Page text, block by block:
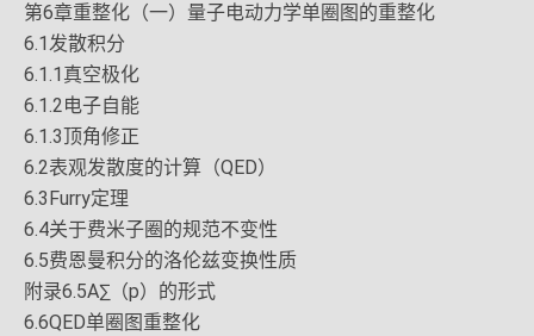
第6章重整化（一）量子电动力学单圈图的重整化
6.1发散积分
6.1.1真空极化
6.1.2电子自能
6.1.3顶角修正
6.2表观发散度的计算（QED）
6.3Furry定理
6.4关于费米子圈的规范不变性
6.5费恩曼积分的洛伦兹变换性质
附录6.5A∑（p）的形式
6.6QED单圈图重整化